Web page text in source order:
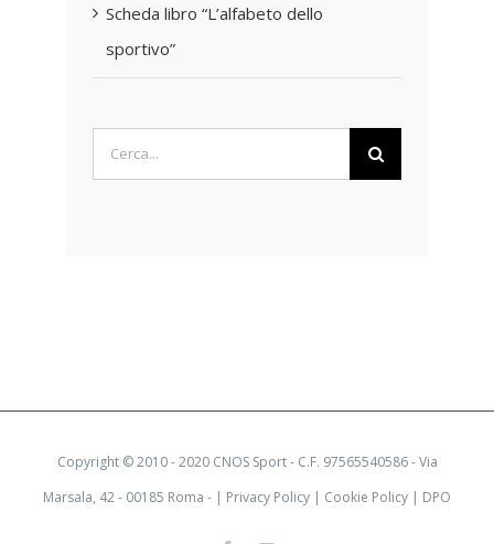
Scheda libro “L’alfabeto dello
sportivo”
Cerca
per:
Copyright © 2010 - 2020 CNOS Sport - C.F. 97565540586 - Via
Marsala, 42 - 00185 Roma - | Privacy Policy | Cookie Policy | DPO